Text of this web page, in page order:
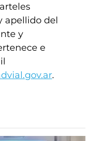
apellido del
y
e
.